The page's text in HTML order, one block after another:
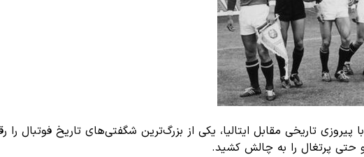
توانست با پیروزی تاریخی مقابل ایتالیا، یکی از بزرگ‌ترین شگفتی‌های تاریخ
پرتغال را به چالش کشید.